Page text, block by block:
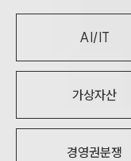
AI/IT
가상자산
경영권분쟁